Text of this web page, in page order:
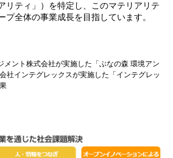
リティ」）を特定し、このマテリアリテ
プ全体の事業成長を目指しています。
メント株式会社が実施した「ぶなの森 環境アン
社インテグレックスが実施した「インテグレッ